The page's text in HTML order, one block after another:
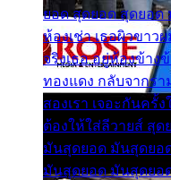
ยอด สุดยอด สุดยอด
ห้องเช่า เธอผิวขาว
จริงเธอ อยู่ห้องข้าง
ทองแดง กลับจากร
สองเรา เจอะกันครั้
ต้องให้ใส่ลีวายส์ สุ
มันสุดยอด มันสุดยอ
มันสุดยอด มันสุดยอ